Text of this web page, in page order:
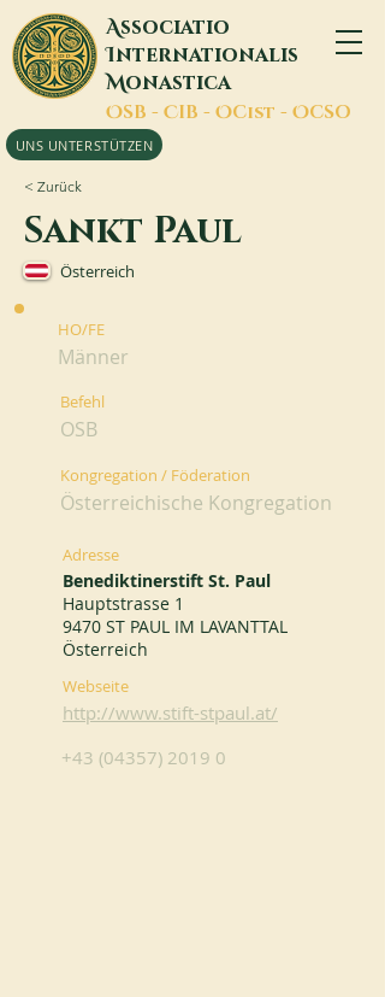
Associatio
Internationalis
Monastica
OSB - CIB - OCist - OCSO
UNS UNTERSTÜTZEN
< Zurück
Sankt Paul
Österreich
HO/FE
Männer
Befehl
OSB
Kongregation / Föderation
Österreichische Kongregation
Adresse
Benediktinerstift St. Paul
Hauptstrasse 1
9470 ST PAUL IM LAVANTTAL
Österreich
Webseite
http://www.stift-stpaul.at/
+43 (04357) 2019 0